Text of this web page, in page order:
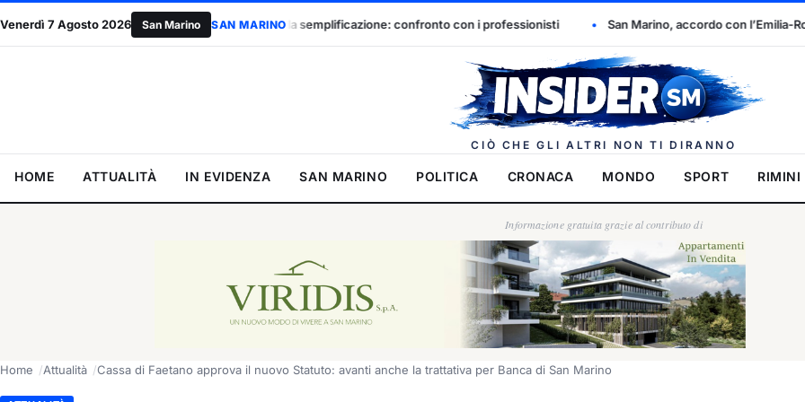
Venerdì 7 Agosto 2026 San Marino SAN MARINO
Palazzo Mercuri punta sulla semplificazione: confronto con i professionisti San Marino, accordo con l’Emilia-Romagna per gli acquisti
CIÒ CHE GLI ALTRI NON TI DIRANNO
HOME ATTUALITÀ IN EVIDENZA SAN MARINO POLITICA CRONACA MONDO SPORT RIMINI
Informazione gratuita grazie al contributo di
Home Attualità Cassa di Faetano approva il nuovo Statuto: avanti anche la trattativa per Banca di San Marino